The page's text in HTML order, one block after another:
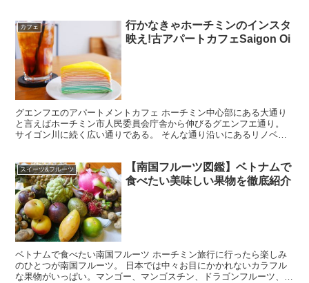
カフェ
行かなきゃホーチミンのインスタ
映え!古アパートカフェSaigon Oi
グエンフエのアパートメントカフェ ホーチミン中心部にある大通り
と言えばホーチミン市人民委員会庁舎から伸びるグエンフエ通り。
サイゴン川に続く広い通りである。 そんな通り沿いにあるリノベー
スイーツ&フルーツ
【南国フルーツ図鑑】ベトナムで
食べたい美味しい果物を徹底紹介
ベトナムで食べたい南国フルーツ ホーチミン旅行に行ったら楽しみ
のひとつが南国フルーツ。 日本では中々お目にかかれないカラフル
な果物がいっぱい。マンゴー、マンゴスチン、ドラゴンフルーツ、ラ